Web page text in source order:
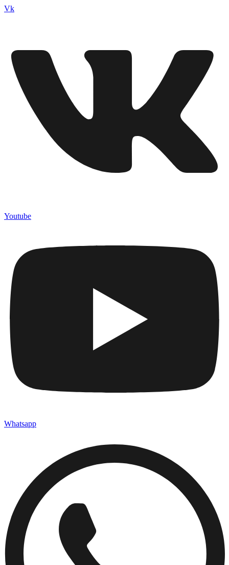
Vk
Youtube
Whatsapp